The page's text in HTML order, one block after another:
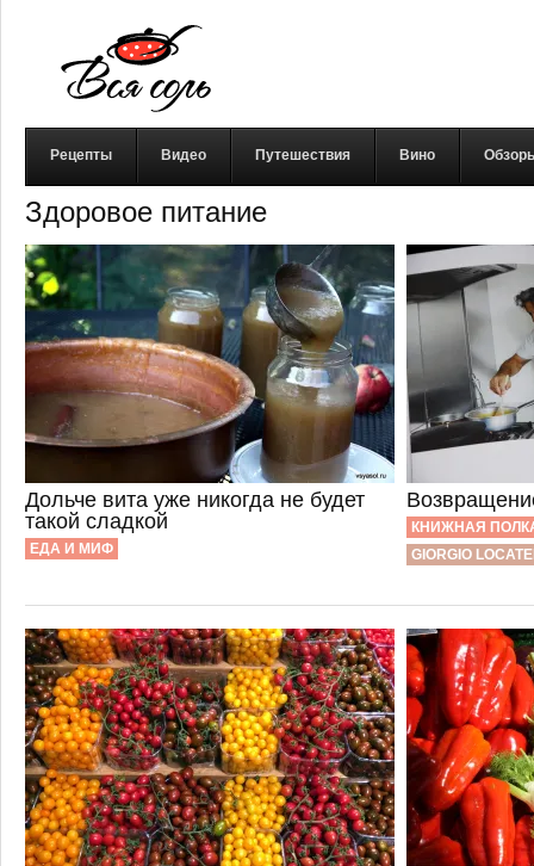
Рецепты Видео Путешествия Вино
Здоровое питание
Дольче вита уже никогда не будет
такой сладкой
ЕДА И МИФ
КНИЖНАЯ
GIORGIO